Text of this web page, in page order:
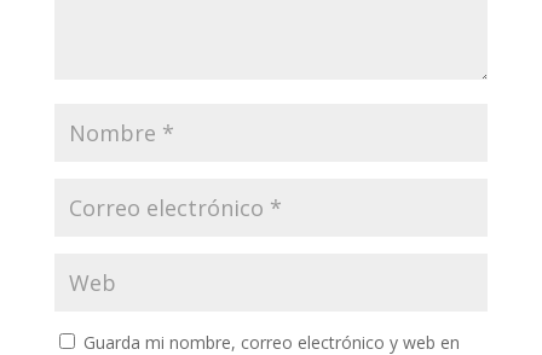
Guarda mi nombre, correo electrónico y web en